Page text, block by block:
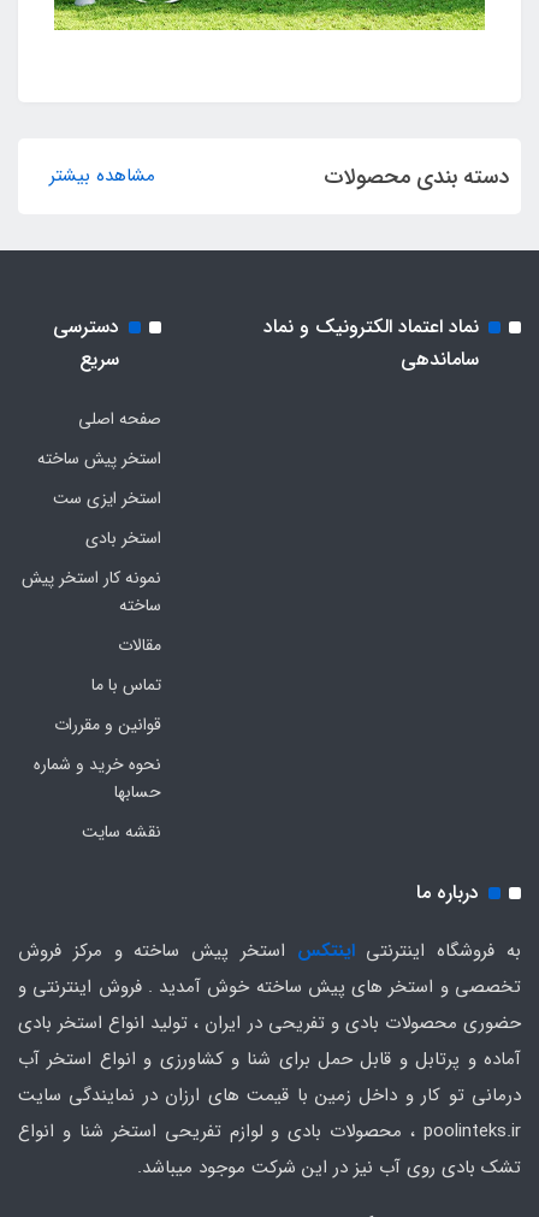
دسته بندی محصولات مشاهده بیشتر
نماد اعتماد الکترونیک و نماد
ساماندهی
دسترسی
سریع
صفحه اصلی
استخر پیش ساخته
استخر ایزی ست
استخر بادی
نمونه کار استخر پیش
ساخته
مقالات
تماس با ما
قوانین و مقررات
نحوه خرید و شماره
حسابها
نقشه سایت
درباره ما
به فروشگاه اینترنتیاینتکس استخر پیش ساخته و مرکز فروش
تخصصی و استخر های پیش ساخته خوش آمدید . فروش اینترنتی و
حضوری محصولات بادی و تفریحی در ایران ، تولید انواع استخر بادی
آماده و پرتابل و قابل حمل برای شنا و کشاورزی و انواع استخر آب
درمانی تو کار و داخل زمین با قیمت های ارزان در نمایندگی سایت
poolinteks.ir ، محصولات بادی و لوازم تفریحی استخر شنا و انواع
تشک بادی روی آب نیز در این شرکت موجود میباشد.